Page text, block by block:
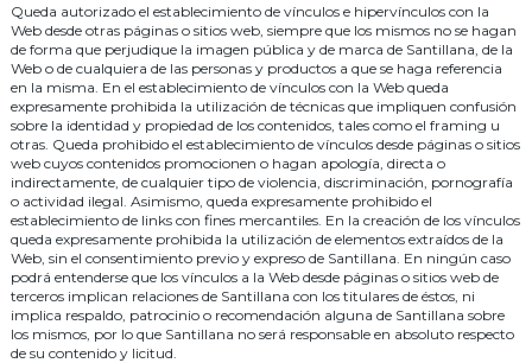
Queda autorizado el establecimiento de vínculos e hipervínculos con la
Web desde otras páginas o sitios web, siempre que los mismos no se hagan
de forma que perjudique la imagen pública y de marca de Santillana, de la
Web o de cualquiera de las personas y productos a que se haga referencia
en la misma. En el establecimiento de vínculos con la Web queda
expresamente prohibida la utilización de técnicas que impliquen confusión
sobre la identidad y propiedad de los contenidos, tales como el framing u
otras. Queda prohibido el establecimiento de vínculos desde páginas o sitios
web cuyos contenidos promocionen o hagan apología, directa o
indirectamente, de cualquier tipo de violencia, discriminación, pornografía
o actividad ilegal. Asimismo, queda expresamente prohibido el
establecimiento de links con fines mercantiles. En la creación de los vínculos
queda expresamente prohibida la utilización de elementos extraídos de la
Web, sin el consentimiento previo y expreso de Santillana. En ningún caso
podrá entenderse que los vínculos a la Web desde páginas o sitios web de
terceros implican relaciones de Santillana con los titulares de éstos, ni
implica respaldo, patrocinio o recomendación alguna de Santillana sobre
los mismos, por lo que Santillana no será responsable en absoluto respecto
de su contenido y licitud.